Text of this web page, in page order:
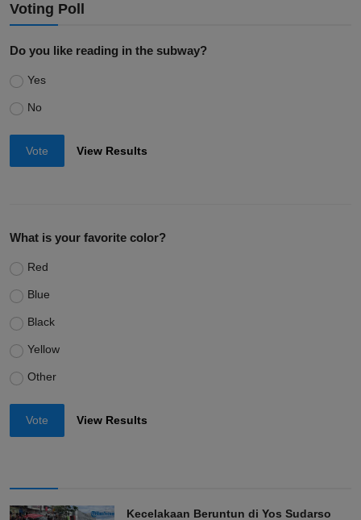
Voting Poll
Do you like reading in the subway?
Yes
No
Vote View Results
What is your favorite color?
Red
Blue
Black
Yellow
Other
Vote View Results
Kecelakaan Beruntun di Yos Sudarso